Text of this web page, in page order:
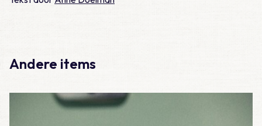
Andere items
Lees meer over Meegemaakt – De eerste 100 diensten als